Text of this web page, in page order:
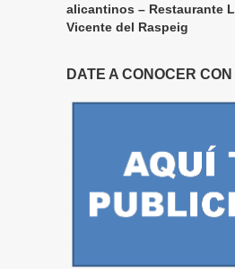
alicantinos – Restaurante
Vicente del Raspeig
DATE A CONOCER